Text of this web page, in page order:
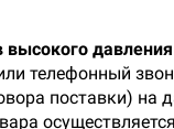
высокого
телефонный
поставки)